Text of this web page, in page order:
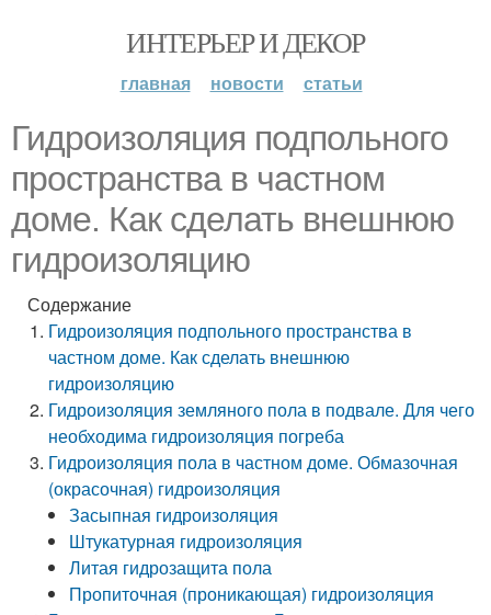
ИНТЕРЬЕР И ДЕКОР
главная новости статьи
Гидроизоляция подпольного
пространства в частном
доме. Как сделать внешнюю
гидроизоляцию
Содержание
Гидроизоляция подпольного пространства в
частном доме. Как сделать внешнюю
гидроизоляцию
Гидроизоляция земляного пола в подвале. Для чего
необходима гидроизоляция погреба
Гидроизоляция пола в частном доме. Обмазочная
(окрасочная) гидроизоляция
Засыпная гидроизоляция
Штукатурная гидроизоляция
Литая гидрозащита пола
Пропиточная (проникающая) гидроизоляция